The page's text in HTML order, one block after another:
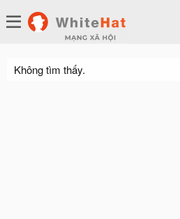
Không tìm thấy.